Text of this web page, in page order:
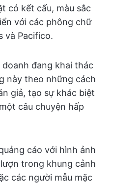
có kết cấu, màu sắc
với các phông chữ
và Pacifico.
đang khai thác
này theo những cách
giả, tạo sự khác biệt
câu chuyện hấp
cáo với hình ảnh
trong khung cảnh
các người mẫu mặc